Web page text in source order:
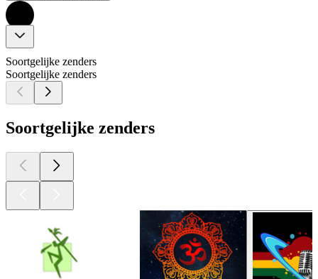
Soortgelijke zenders
Soortgelijke zenders
Soortgelijke zenders